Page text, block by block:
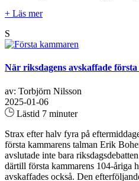
+ Läs mer
S
När riksdagens avskaffade
av: Torbjörn Nilsson
2025-01-06
Lästid 7 minuter
Strax efter halv fyra på
första kammarens talman Erik
avslutade inte bara
därtill första kammarens 104-åriga
avskaffades också. Den